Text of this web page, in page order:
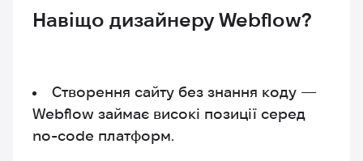
Навіщо дизайнеру Webflow?
Створення сайту без знання коду —
Webflow займає високі позиції серед
no-code платформ.